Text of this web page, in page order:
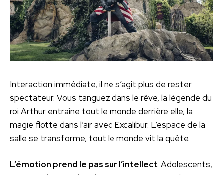
Interaction immédiate, il ne s’agit plus de rester
spectateur. Vous tanguez dans le rêve, la légende du
roi Arthur entraîne tout le monde derrière elle, la
magie flotte dans l’air avec Excalibur. L’espace de la
salle se transforme, tout le monde vit la quête.
L’émotion prend le pas sur l’intellect. Adolescents,